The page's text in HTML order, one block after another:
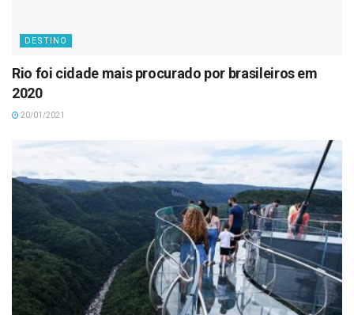
DESTINO
Rio foi cidade mais procurado por brasileiros em
2020
20/01/2021